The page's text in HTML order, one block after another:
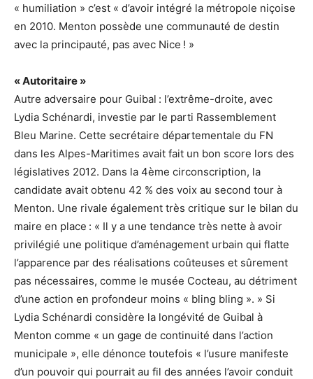
« humiliation » c’est « d’avoir intégré la métropole niçoise
en 2010. Menton possède une communauté de destin
avec la principauté, pas avec Nice ! »
« Autoritaire »
Autre adversaire pour Guibal : l’extrême-droite, avec
Lydia Schénardi, investie par le parti Rassemblement
Bleu Marine. Cette secrétaire départementale du FN
dans les Alpes-Maritimes avait fait un bon score lors des
législatives 2012. Dans la 4ème circonscription, la
candidate avait obtenu 42 % des voix au second tour à
Menton. Une rivale également très critique sur le bilan du
maire en place : « Il y a une tendance très nette à avoir
privilégié une politique d’aménagement urbain qui flatte
l’apparence par des réalisations coûteuses et sûrement
pas nécessaires, comme le musée Cocteau, au détriment
d’une action en profondeur moins « bling bling ». » Si
Lydia Schénardi considère la longévité de Guibal à
Menton comme « un gage de continuité dans l’action
municipale », elle dénonce toutefois « l’usure manifeste
d’un pouvoir qui pourrait au fil des années l’avoir conduit